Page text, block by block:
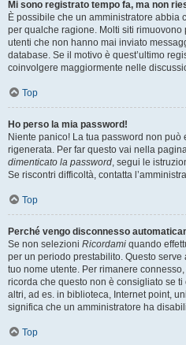
Mi sono registrato tempo fa, ma non
È possibile che un amministratore abbia
per qualche ragione. Molti siti
utenti che non hanno mai inviato
database. Se il motivo è quest’ultimo
coinvolgere maggiormente nelle
Top
Ho perso la mia password!
Niente panico! La tua password non
rigenerata. Per far questo vai nella
dimenticato la password, segui le
Se riscontri difficoltà, contatta
Top
Perché vengo disconnesso
Se non selezioni Ricordami quando
per un periodo prestabilito. Questo
tuo nome utente. Per rimanere
ricorda che questo non è consigliato se
altri, ad es. in biblioteca, Internet point,
significa che un amministratore ha
Top